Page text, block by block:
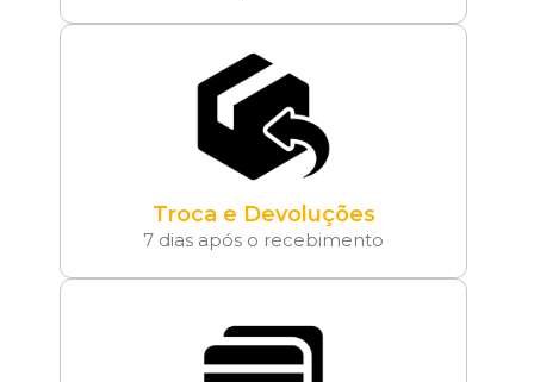
Troca e Devoluções
7 dias após o recebimento